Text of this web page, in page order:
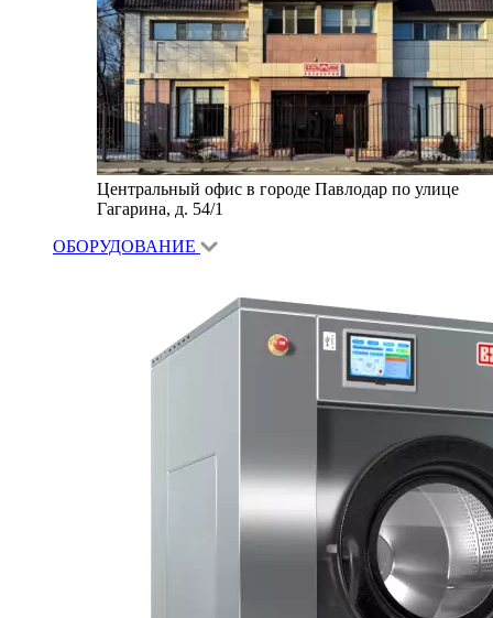
Центральный офис в городе Павлодар по улице
Гагарина, д. 54/1
ОБОРУДОВАНИЕ